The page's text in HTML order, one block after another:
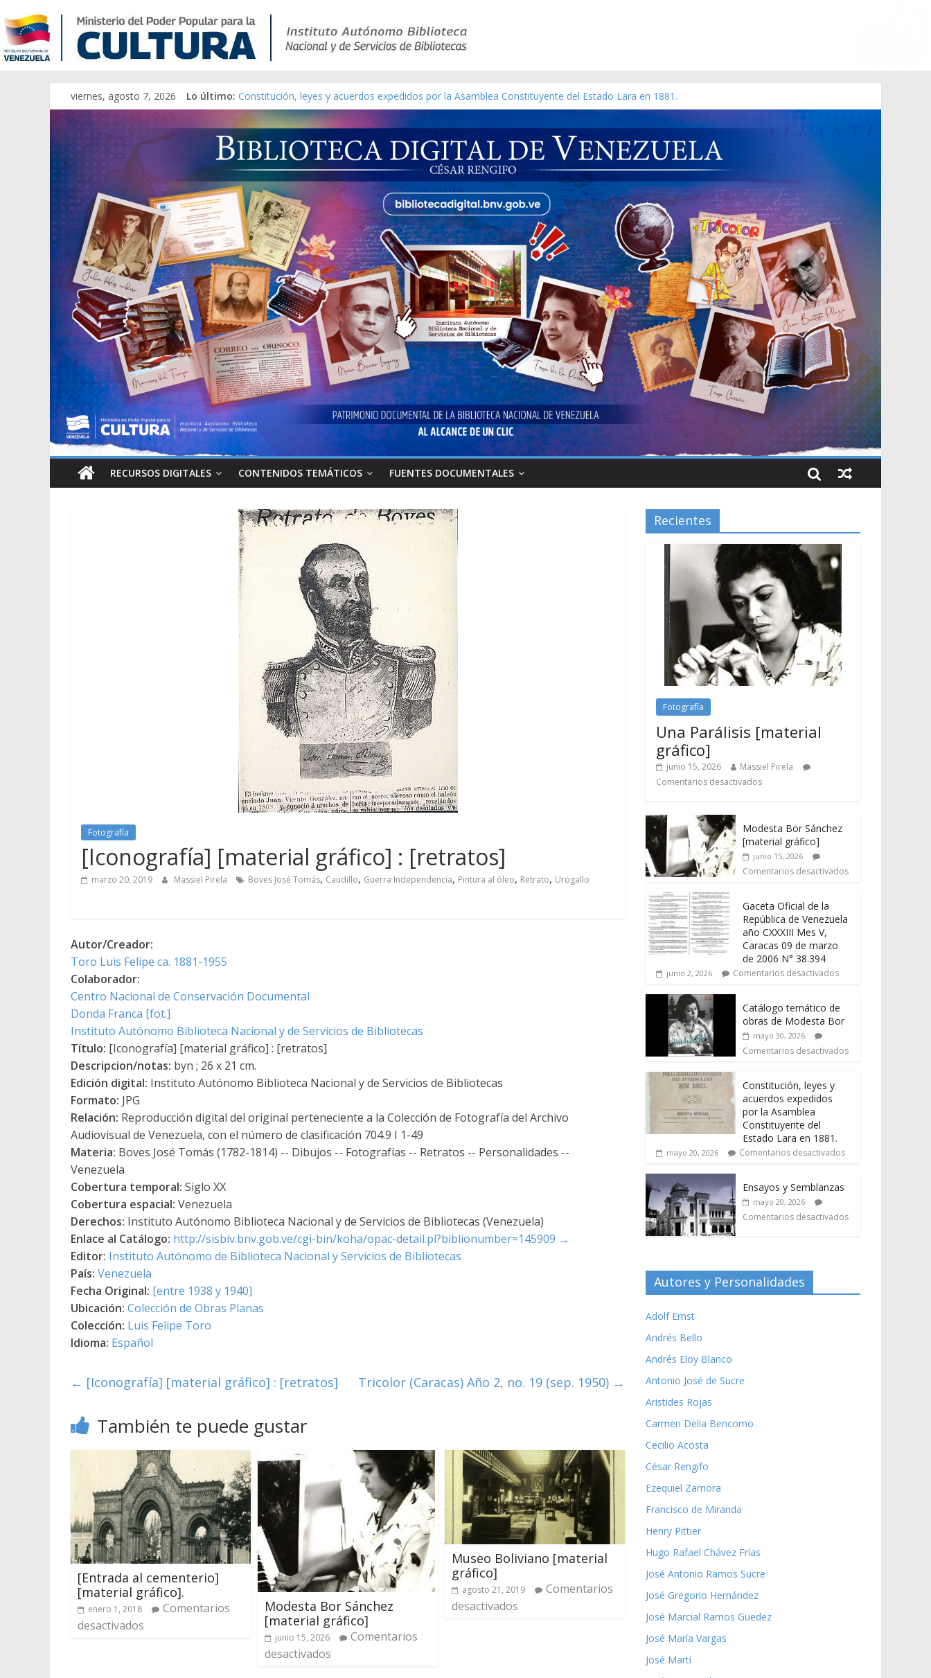
viernes, agosto 7, 2026 Lo último: Constitución, leyes y acuerdos expedidos por la Asamblea Constituyente del Estado Lara en 1881.
Una Parálisis [material gráfico]
Modesta Bor Sánchez [material gráfico]
Gaceta Oficial de la República de Venezuela año CXXXIII Mes V, Caracas 09 de marzo de 2006 N° 38.394
Catálogo temático de obras de Modesta Bor
RECURSOS DIGITALES CONTENIDOS TEMÁTICOS FUENTES DOCUMENTALES
Fotografía
[Iconografía] [material gráfico] : [retratos]
marzo 20, 2019 Massiel Pirela Boves José Tomás, Caudillo, Guerra Independencia, Pintura al óleo, Retrato, Urogallo
Autor/Creador:
Toro Luis Felipe ca. 1881-1955
Colaborador:
Centro Nacional de Conservación Documental
Donda Franca [fot.]
Instituto Autónomo Biblioteca Nacional y de Servicios de Bibliotecas
Título: [Iconografía] [material gráfico] : [retratos]
Descripcion/notas: byn ; 26 x 21 cm.
Edición digital: Instituto Autónomo Biblioteca Nacional y de Servicios de Bibliotecas
Formato: JPG
Relación: Reproducción digital del original perteneciente a la Colección de Fotografía del Archivo
Audiovisual de Venezuela, con el número de clasificación 704.9 I 1-49
Materia: Boves José Tomás (1782-1814) -- Dibujos -- Fotografías -- Retratos -- Personalidades --
Venezuela
Cobertura temporal: Siglo XX
Cobertura espacial: Venezuela
Derechos: Instituto Autónomo Biblioteca Nacional y de Servicios de Bibliotecas (Venezuela)
Enlace al Catálogo: http://sisbiv.bnv.gob.ve/cgi-bin/koha/opac-detail.pl?biblionumber=145909 →
Editor: Instituto Autónomo de Biblioteca Nacional y Servicios de Bibliotecas
País: Venezuela
Fecha Original: [entre 1938 y 1940]
Ubicación: Colección de Obras Planas
Colección: Luis Felipe Toro
Idioma: Español
← [Iconografía] [material gráfico] : [retratos] Tricolor (Caracas) Año 2, no. 19 (sep. 1950) →
También te puede gustar
[Entrada al cementerio]
[material gráfico].
enero 1, 2018
Comentarios
desactivados
Modesta Bor Sánchez
[material gráfico]
junio 15, 2026
Comentarios
desactivados
Museo Boliviano [material
gráfico]
agosto 21, 2019
Comentarios
desactivados
Recientes
Fotografía
Una Parálisis [material
gráfico]
junio 15, 2026
Massiel Pirela
Comentarios desactivados
Modesta Bor Sánchez
[material gráfico]
junio 15, 2026
Comentarios desactivados
Gaceta Oficial de la
República de Venezuela
año CXXXIII Mes V,
Caracas 09 de marzo
de 2006 N° 38.394
junio 2, 2026 Comentarios desactivados
Catálogo temático de
obras de Modesta Bor
mayo 30, 2026
Comentarios desactivados
Constitución, leyes y
acuerdos expedidos
por la Asamblea
Constituyente del
Estado Lara en 1881.
mayo 20, 2026 Comentarios desactivados
Ensayos y Semblanzas
mayo 20, 2026
Comentarios desactivados
Autores y Personalidades
Adolf Ernst
Andrés Bello
Andrés Eloy Blanco
Antonio José de Sucre
Aristides Rojas
Carmen Delia Bencomo
Cecilio Acosta
César Rengifo
Ezequiel Zamora
Francisco de Miranda
Henry Pittier
Hugo Rafael Chávez Frías
José Antonio Ramos Sucre
José Gregorio Hernández
José Marcial Ramos Guedez
José María Vargas
José Martí